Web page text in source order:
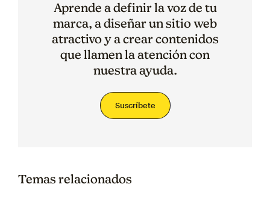
Aprende a definir la voz de tu
marca, a diseñar un sitio web
atractivo y a crear contenidos
que llamen la atención con
nuestra ayuda.
Suscríbete
Temas relacionados